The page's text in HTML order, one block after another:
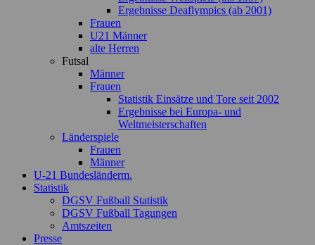
Ergebnisse Deaflympics (ab 2001)
Frauen
U21 Männer
alte Herren
Futsal
Männer
Frauen
Statistik Einsätze und Tore seit 2002
Ergebnisse bei Europa- und
Weltmeisterschaften
Länderspiele
Frauen
Männer
U-21 Bundesländerm.
Statistik
DGSV Fußball Statistik
DGSV Fußball Tagungen
Amtszeiten
Presse